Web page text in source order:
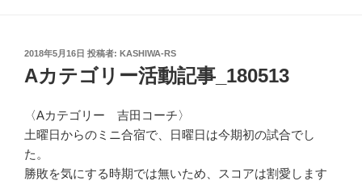
投
稿
日:
2018年5月16日 投稿者: KASHIWA-RS
Aカテゴリー活動記事_180513
〈Aカテゴリー 吉田コーチ〉
土曜日からのミニ合宿で、日曜日は今期初の試合でし
た。
勝敗を気にする時期では無いため、スコアは割愛します